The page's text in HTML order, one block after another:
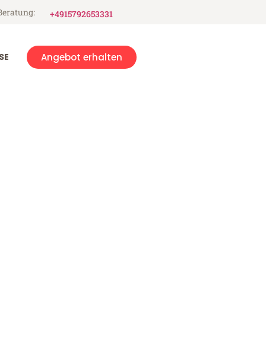
+4915792653331
Angebot erhalten